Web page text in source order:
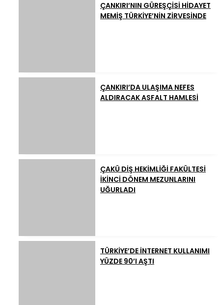
ÇANKIRI’NIN GÜREŞÇİSİ HİDAYET
MEMİŞ TÜRKİYE’NİN ZİRVESİNDE
ÇANKIRI’DA ULAŞIMA NEFES
ALDIRACAK ASFALT HAMLESİ
ÇAKÜ DİŞ HEKİMLİĞİ FAKÜLTESİ
İKİNCİ DÖNEM MEZUNLARINI
UĞURLADI
TÜRKİYE’DE İNTERNET KULLANIMI
YÜZDE 90’I AŞTI